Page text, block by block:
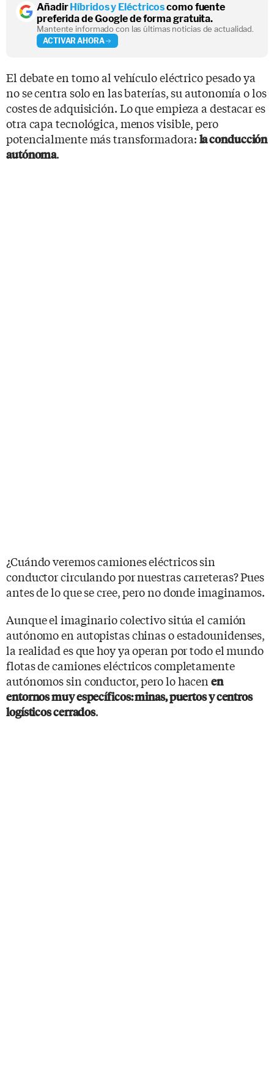
AñadirHíbridos y Eléctricoscomo fuente
preferida de Google de forma gratuita.
Mantente informado con las últimas noticias de actualidad.
ACTIVAR AHORA
El debate en torno al vehículo eléctrico pesado ya
no se centra solo en las baterías, su autonomía o los
costes de adquisición. Lo que empieza a destacar es
otra capa tecnológica, menos visible, pero
potencialmente más transformadora: la conducción
autónoma.
¿Cuándo veremos camiones eléctricos sin
conductor circulando por nuestras carreteras? Pues
antes de lo que se cree, pero no donde imaginamos.
Aunque el imaginario colectivo sitúa el camión
autónomo en autopistas chinas o estadounidenses,
la realidad es que hoy ya operan por todo el mundo
flotas de camiones eléctricos completamente
autónomos sin conductor, pero lo hacenen
entornos muy específicos: minas, puertos y centros
logísticos cerrados.